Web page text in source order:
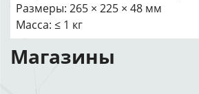
Размеры: 265 × 225 × 48 мм
Масса: ≤ 1 кг
Магазины